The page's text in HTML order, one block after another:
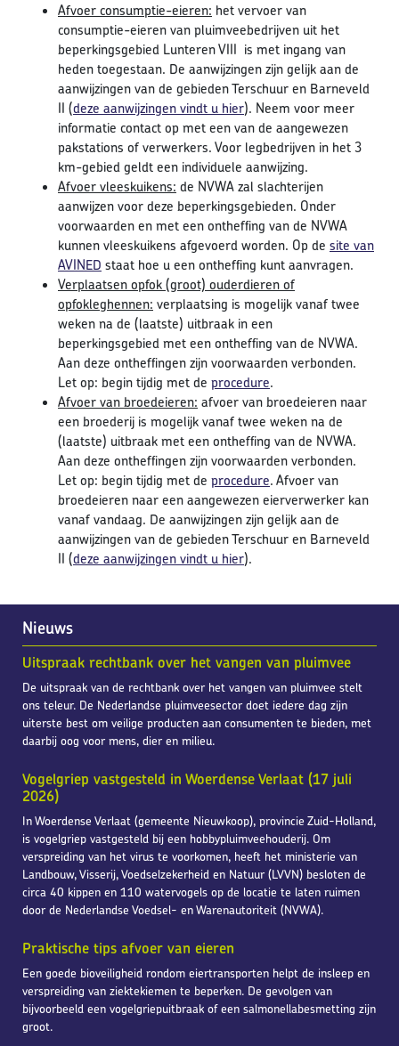
Nieuws
Uitspraak rechtbank over het vangen van pluimvee
De uitspraak van de rechtbank over het vangen van pluimvee stelt
ons teleur. De Nederlandse pluimveesector doet iedere dag zijn
uiterste best om veilige producten aan consumenten te bieden, met
daarbij oog voor mens, dier en milieu.
Vogelgriep vastgesteld in Woerdense Verlaat (17 juli
2026)
In Woerdense Verlaat (gemeente Nieuwkoop), provincie Zuid-Holland,
is vogelgriep vastgesteld bij een hobbypluimveehouderij. Om
verspreiding van het virus te voorkomen, heeft het ministerie van
Landbouw, Visserij, Voedselzekerheid en Natuur (LVVN) besloten de
circa 40 kippen en 110 watervogels op de locatie te laten ruimen
door de Nederlandse Voedsel- en Warenautoriteit (NVWA).
Praktische tips afvoer van eieren
Een goede bioveiligheid rondom eiertransporten helpt de insleep en
verspreiding van ziektekiemen te beperken. De gevolgen van
bijvoorbeeld een vogelgriepuitbraak of een salmonellabesmetting zijn
groot.
Afvoer consumptie-eieren: het vervoer van
consumptie-eieren van pluimveebedrijven uit het
beperkingsgebied Lunteren VIII is met ingang van
heden toegestaan. De aanwijzingen zijn gelijk aan de
aanwijzingen van de gebieden Terschuur en Barneveld
II (deze aanwijzingen vindt u hier). Neem voor meer
informatie contact op met een van de aangewezen
pakstations of verwerkers. Voor legbedrijven in het 3
km-gebied geldt een individuele aanwijzing.
Afvoer vleeskuikens: de NVWA zal slachterijen
aanwijzen voor deze beperkingsgebieden. Onder
voorwaarden en met een ontheffing van de NVWA
kunnen vleeskuikens afgevoerd worden. Op de site van
AVINED staat hoe u een ontheffing kunt aanvragen.
Verplaatsen opfok (groot) ouderdieren of
opfokleghennen: verplaatsing is mogelijk vanaf twee
weken na de (laatste) uitbraak in een
beperkingsgebied met een ontheffing van de NVWA.
Aan deze ontheffingen zijn voorwaarden verbonden.
Let op: begin tijdig met de procedure.
Afvoer van broedeieren: afvoer van broedeieren naar
een broederij is mogelijk vanaf twee weken na de
(laatste) uitbraak met een ontheffing van de NVWA.
Aan deze ontheffingen zijn voorwaarden verbonden.
Let op: begin tijdig met de procedure. Afvoer van
broedeieren naar een aangewezen eierverwerker kan
vanaf vandaag. De aanwijzingen zijn gelijk aan de
aanwijzingen van de gebieden Terschuur en Barneveld
II (deze aanwijzingen vindt u hier).